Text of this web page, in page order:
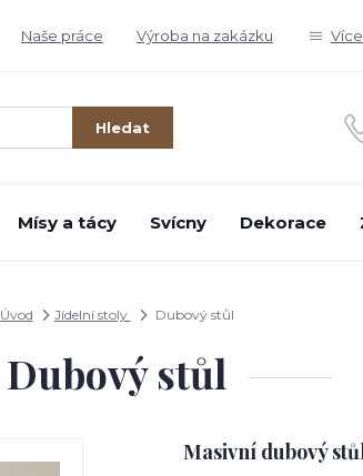
Naše práce Výroba na zakázku Více
Hledat
Mísy a tácy Svícny Dekorace
Úvod Jídelní stoly Dubový stůl
Dubový stůl
Masivní dubový